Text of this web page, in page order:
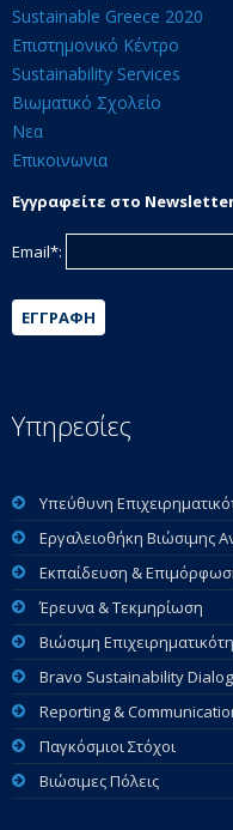
Sustainable Greece 2020
Επιστημονικό Κέντρο
Sustainability Services
Βιωματικό Σχολείο
Νεα
Επικοινωνια
Εγγραφείτε στο
Email*:
ΕΓΓΡΑΦΉ
Υπηρεσίες
Υπεύθυνη
Εργαλειοθήκη Βιώσιμης
Εκπαίδευση &
Έρευνα & Τεκμηρίωση
Βιώσιμη
Bravo Sustainability
Reporting &
Παγκόσμιοι Στόχοι
Βιώσιμες Πόλεις